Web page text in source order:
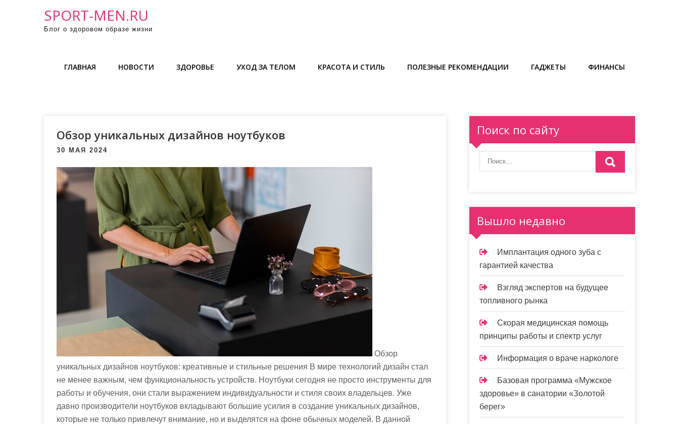
SPORT-MEN.RU
Блог о здоровом образе жизни
ГЛАВНАЯ НОВОСТИ ЗДОРОВЬЕ УХОД ЗА ТЕЛОМ КРАСОТА И СТИЛЬ ПОЛЕЗНЫЕ РЕКОМЕНДАЦИИ ГАДЖЕТЫ ФИНАНСЫ
Обзор уникальных дизайнов ноутбуков
30 МАЯ 2024
Обзор
уникальных дизайнов ноутбуков: креативные и стильные решения В мире технологий дизайн стал
не менее важным, чем функциональность устройств. Ноутбуки сегодня не просто инструменты для
работы и обучения, они стали выражением индивидуальности и стиля своих владельцев. Уже
давно производители ноутбуков вкладывают большие усилия в создание уникальных дизайнов,
которые не только привлечут внимание, но и выделятся на фоне обычных моделей. В данной
Поиск по сайту
Вышло недавно
Имплантация одного зуба с
гарантией качества
Взгляд экспертов на будущее
топливного рынка
Скорая медицинская помощь
принципы работы и спектр услуг
Информация о враче наркологе
Базовая программа «Мужское
здоровье» в санатории «Золотой
берег»